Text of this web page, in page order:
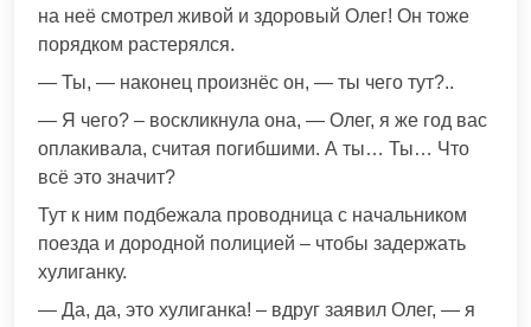
на неё смотрел живой и здоровый Олег! Он тоже
порядком растерялся.
— Ты, — наконец произнёс он, — ты чего тут?..
— Я чего? – воскликнула она, — Олег, я же год вас
оплакивала, считая погибшими. А ты… Ты… Что
всё это значит?
Тут к ним подбежала проводница с начальником
поезда и дородной полицией – чтобы задержать
хулиганку.
— Да, да, это хулиганка! – вдруг заявил Олег, — я